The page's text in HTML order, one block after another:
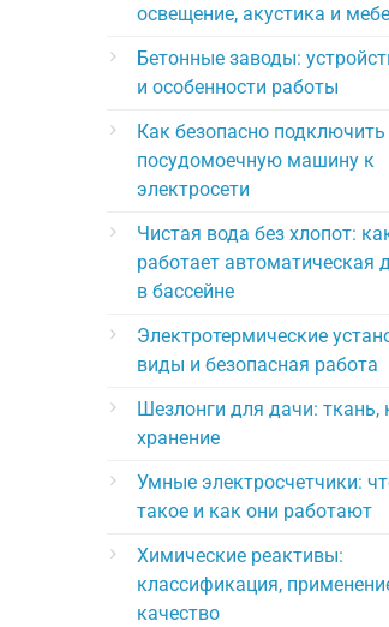
освещение, акустика и
Бетонные заводы:
и особенности работы
Как безопасно подключить
посудомоечную машину к
электросети
Чистая вода без хлопот:
работает автоматическая
в бассейне
Электротермические
виды и безопасная работа
Шезлонги для дачи: ткань,
хранение
Умные электросчетчики:
такое и как они работают
Химические реактивы:
классификация,
качество